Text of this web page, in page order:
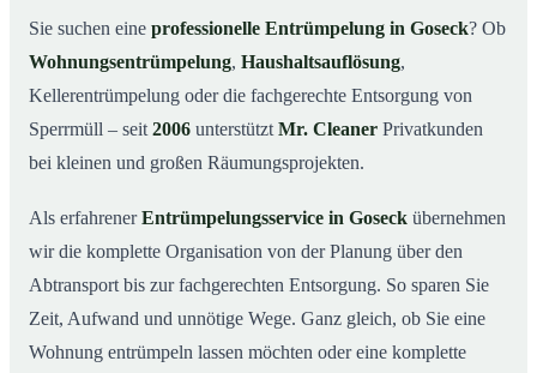
03Was kostet eine Entrümpelung in Goseck?
04Warum Mr. Cleaner in Goseck?
05Typische Anlässe für eine Entrümpelung
08Entrümpelung in Goseck – so arbeiten unsere Profis
Sie suchen eine professionelle Entrümpelung in Goseck? Ob
Wohnungsentrümpelung, Haushaltsauflösung,
Kellerentrümpelung oder die fachgerechte Entsorgung von
Sperrmüll – seit 2006 unterstützt Mr. Cleaner Privatkunden
bei kleinen und großen Räumungsprojekten.
Als erfahrenerEntrümpelungsservice in Goseck übernehmen
wir die komplette Organisation von der Planung über den
Abtransport bis zur fachgerechten Entsorgung. So sparen Sie
Zeit, Aufwand und unnötige Wege. Ganz gleich, ob Sie eine
Wohnung entrümpeln lassen möchten oder eine komplette